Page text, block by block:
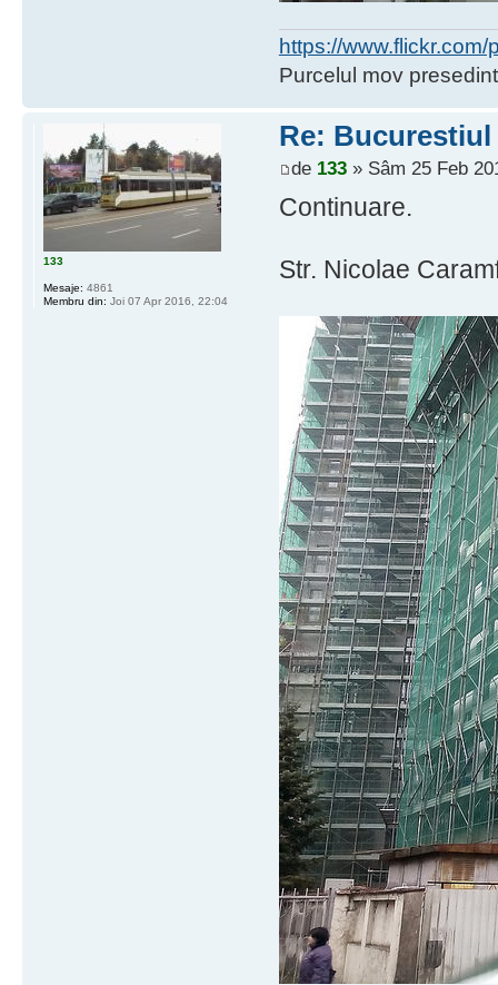
https://
Purcelul mov
Re:
de 133» Sâm 25 Feb
Continuare.
Str. Nicolae
133
Mesaje: 4861
Membru din: Joi 07 Apr 2016, 22:04